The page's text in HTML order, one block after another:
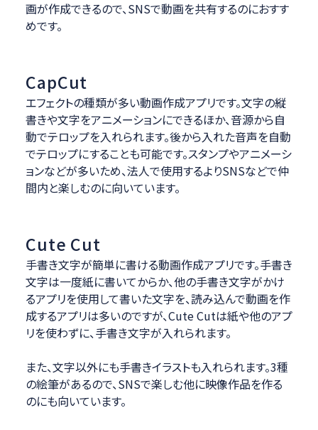
画が作成できるので、SNSで動画を共有するのにおすす
めです。
CapCut
エフェクトの種類が多い動画作成アプリです。文字の縦
書きや文字をアニメーションにできるほか、音源から自
動でテロップを入れられます。後から入れた音声を自動
でテロップにすることも可能です。スタンプやアニメーシ
ョンなどが多いため、法人で使用するよりSNSなどで仲
間内と楽しむのに向いています。
Cute Cut
手書き文字が簡単に書ける動画作成アプリです。手書き
文字は一度紙に書いてからか、他の手書き文字がかけ
るアプリを使用して書いた文字を、読み込んで動画を作
成するアプリは多いのですが、Cute Cutは紙や他のアプ
リを使わずに、手書き文字が入れられます。
また、文字以外にも手書きイラストも入れられます。3種
の絵筆があるので、SNSで楽しむ他に映像作品を作る
のにも向いています。